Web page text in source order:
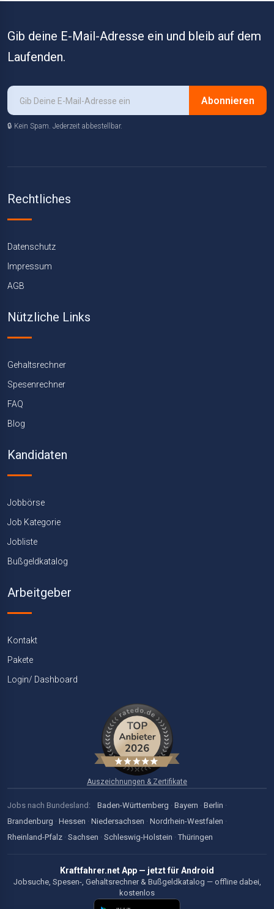
Gib deine E-Mail-Adresse ein und bleib auf dem
Laufenden.
Abonnieren
🔒 Kein Spam. Jederzeit abbestellbar.
Rechtliches
Datenschutz
Impressum
AGB
Nützliche Links
Gehaltsrechner
Spesenrechner
FAQ
Blog
Kandidaten
Jobbörse
Job Kategorie
Jobliste
Bußgeldkatalog
Arbeitgeber
Kontakt
Pakete
Login/ Dashboard
Auszeichnungen & Zertifikate
Jobs nach Bundesland: Baden-Württemberg · Bayern · Berlin ·
Brandenburg · Hessen · Niedersachsen · Nordrhein-Westfalen ·
Rheinland-Pfalz · Sachsen · Schleswig-Holstein · Thüringen
Kraftfahrer.net App — jetzt für Android
Jobsuche, Spesen-, Gehaltsrechner & Bußgeldkatalog — offline dabei,
kostenlos